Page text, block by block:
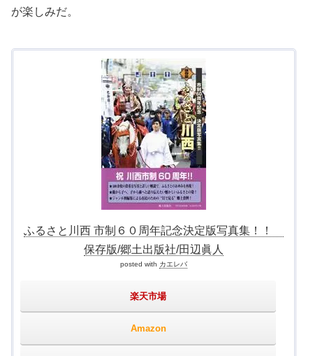
が楽しみだ。
ふるさと川西 市制６０周年記念決定版写真集！！
保存版/郷土出版社/田辺眞人
posted with カエレバ
楽天市場
Amazon